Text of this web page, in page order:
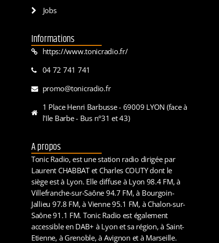
Jobs
Informations
https://www.tonicradio.fr/
04 72 741 741
promo@tonicradio.fr
1 Place Henri Barbusse - 69009 LYON (face à
l'Ile Barbe - Bus n°31 et 43)
A propos
Tonic Radio, est une station radio dirigée par
Laurent CHABBAT et Charles COUTY dont le
siège est à Lyon. Elle diffuse à Lyon 98.4 FM, à
Villefranche-sur-Saône 94.7 FM, à Bourgoin-
Jallieu 97.8 FM, à Vienne 95.1 FM, à Chalon-sur-
Saône 91.1 FM. Tonic Radio est également
accessible en DAB+ à Lyon et sa région, à Saint-
Etienne, à Grenoble, à Avignon et à Marseille.